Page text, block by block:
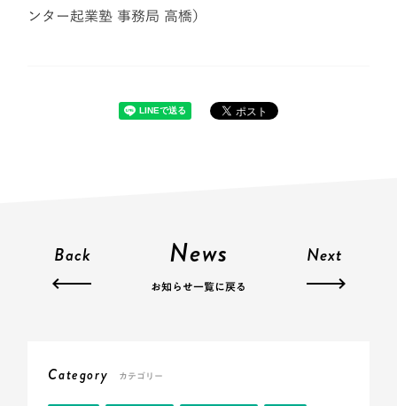
ンター起業塾 事務局 高橋）
Back News
お知らせ一覧に戻る
Next
Category カテゴリー